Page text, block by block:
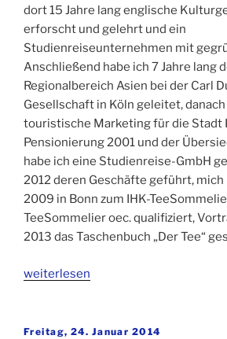
dort 15 Jahre lang englische
erforscht und gelehrt und ein
Studienreiseunternehmen mit
Anschließend habe ich 7 Jahre lang
Regionalbereich Asien bei der Carl
Gesellschaft in Köln geleitet,
touristische Marketing für die Stadt
Pensionierung 2001 und der
habe ich eine Studienreise-GmbH
2012 deren Geschäfte geführt,
2009 in Bonn zum IHK-
TeeSommelier oec. qualifiziert,
2013 das Taschenbuch „Der Tee“
„Fragen
Dr.
weiterlesen
Veröffentlicht
Freitag, 24. Januar 2014